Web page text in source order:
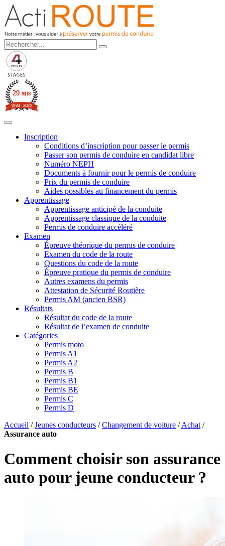
1993-2022
29 ans
Inscription
Conditions d’inscription pour passer le permis
Passer son permis de conduire en candidat libre
Numéro NEPH
Documents à fournir pour le permis de conduire
Prix du permis de conduire
Aides possibles au financement du permis
Apprentissage
Apprentissage anticipé de la conduite
Apprentissage classique de la conduite
Permis de conduire accéléré
Examen
Épreuve théorique du permis de conduire
Examen du code de la route
Questions du code de la route
Épreuve pratique du permis de conduire
Autres examens du permis
Attestation de Sécurité Routière
Permis AM (ancien BSR)
Résultats
Résultat du code de la route
Résultat de l’examen de conduite
Catégories
Permis moto
Permis A1
Permis A2
Permis B
Permis B1
Permis BE
Permis C
Permis D
Accueil /Jeunes conducteurs /Changement de voiture /Achat /
Assurance auto
Comment choisir son assurance
auto pour jeune conducteur ?